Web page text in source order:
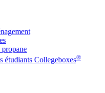
propane
étudiants Collegeboxes®